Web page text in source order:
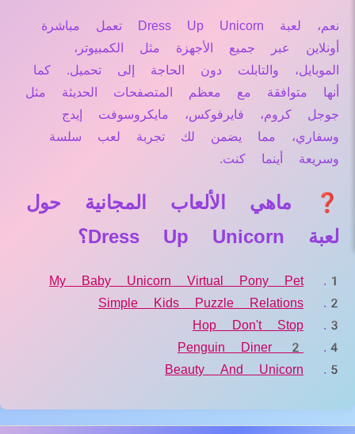
نعم، لعبة Dress Up Unicorn تعمل مباشرة
أونلاين عبر جميع الأجهزة مثل الكمبيوتر،
الموبايل، والتابلت دون الحاجة إلى تحميل. كما
أنها متوافقة مع معظم المتصفحات الحديثة مثل
جوجل كروم، فايرفوكس، مايكروسوفت إيدج
وسفاري، مما يضمن لك تجربة لعب سلسة
وسريعة أينما كنت.
❓ ماهي الألعاب المجانية حول
لعبة Dress Up Unicorn؟
My Baby Unicorn Virtual Pony Pet
Simple Kids Puzzle Relations
Hop Don't Stop
Penguin Diner 2
Beauty And Unicorn